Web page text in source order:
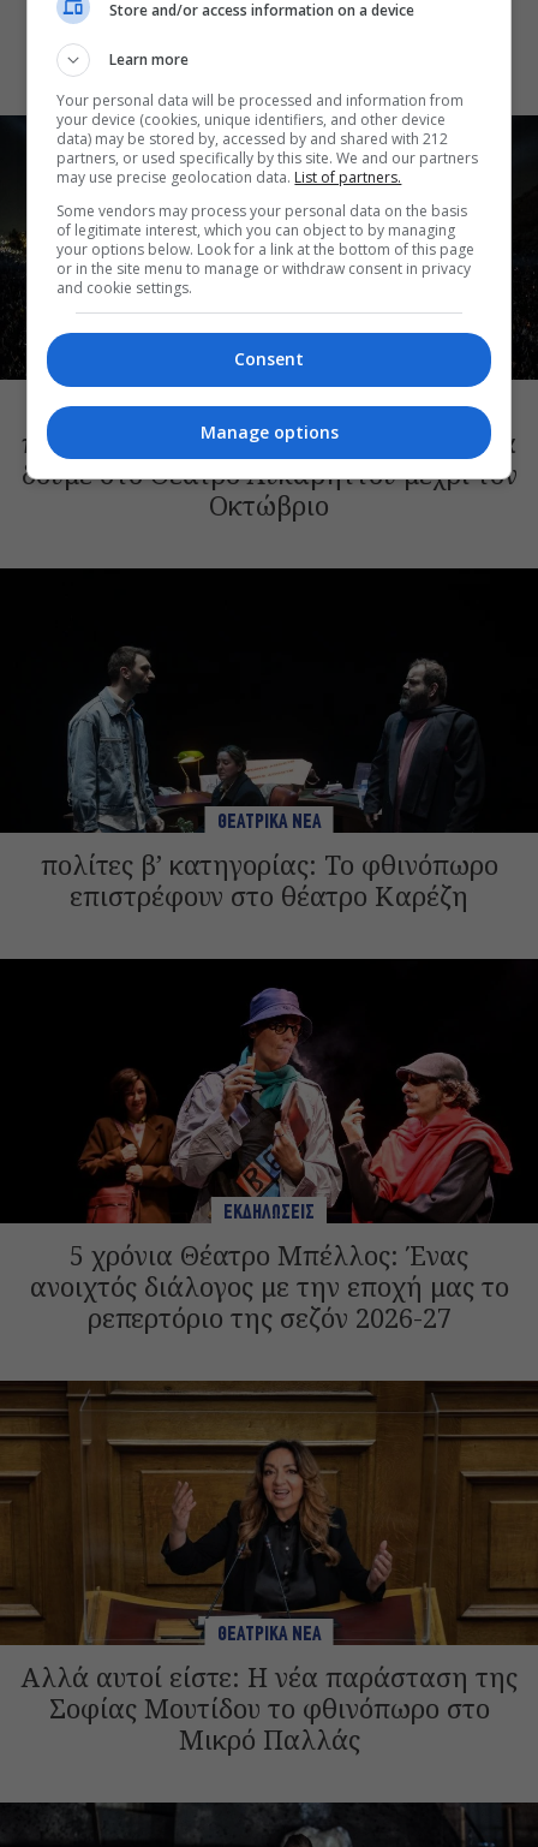
θέατρα θα δούμε την παράσταση το
ΘΕΑΤΡΙΚΑ ΝΕΑ
Συναυλίες, αρχαίο δράμα, κορυφαίες
παραστάσεις με θέα την Αθήνα: Όσα θα
δούμε στο Θέατρο Λυκαβηττού μέχρι τον
Οκτώβριο
ΘΕΑΤΡΙΚΑ ΝΕΑ
πολίτες β’ κατηγορίας: Το φθινόπωρο
επιστρέφουν στο θέατρο Καρέζη
ΕΚΔΗΛΩΣΕΙΣ
5 χρόνια Θέατρο Μπέλλος: Ένας
ανοιχτός διάλογος με την εποχή μας το
ρεπερτόριο της σεζόν 2026-27
ΘΕΑΤΡΙΚΑ ΝΕΑ
Αλλά αυτοί είστε: Η νέα παράσταση της
Σοφίας Μουτίδου το φθινόπωρο στο
Μικρό Παλλάς
Store and/or access information on a device
Learn more
Your personal data will be processed and information from
your device (cookies, unique identifiers, and other device
data) may be stored by, accessed by and shared with 212
partners, or used specifically by this site. We and our partners
may use precise geolocation data. List of partners.
Some vendors may process your personal data on the basis
of legitimate interest, which you can object to by managing
your options below. Look for a link at the bottom of this page
or in the site menu to manage or withdraw consent in privacy
and cookie settings.
Consent
Manage options